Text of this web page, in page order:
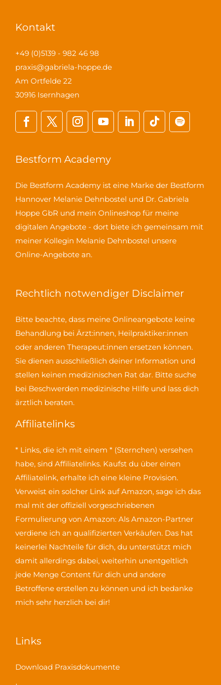
Kontakt
+49 (0)5139 - 982 46 98
praxis@gabriela-hoppe.de
Am Ortfelde 22
30916 Isernhagen
Bestform Academy
Die Bestform Academy ist eine Marke der Bestform
Hannover Melanie Dehnbostel und Dr. Gabriela
Hoppe GbR und mein Onlineshop für meine
digitalen Angebote - dort biete ich gemeinsam mit
meiner Kollegin Melanie Dehnbostel unsere
Online-Angebote an.
Rechtlich notwendiger Disclaimer
Bitte beachte, dass meine Onlineangebote keine
Behandlung bei Ärzt:innen, Heilpraktiker:innen
oder anderen Therapeut:innen ersetzen können.
Sie dienen ausschließlich deiner Information und
stellen keinen medizinischen Rat dar. Bitte suche
bei Beschwerden medizinische HIlfe und lass dich
ärztlich beraten.
Affiliatelinks
* Links, die ich mit einem * (Sternchen) versehen
habe, sind Affiliatelinks. Kaufst du über einen
Affiliatelink, erhalte ich eine kleine Provision.
Verweist ein solcher Link auf Amazon, sage ich das
mal mit der offiziell vorgeschriebenen
Formulierung von Amazon:Als Amazon-Partner
verdiene ich an qualifizierten Verkäufen. Das hat
keinerlei Nachteile für dich, du unterstützt mich
damit allerdings dabei, weiterhin unentgeltlich
jede Menge Content für dich und andere
Betroffene erstellen zu können und ich bedanke
mich sehr herzlich bei dir!
Links
Download Praxisdokumente